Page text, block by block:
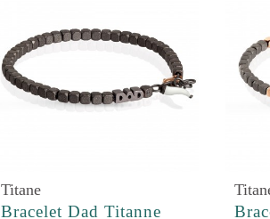
Titane
Bracelet Dad Titanne